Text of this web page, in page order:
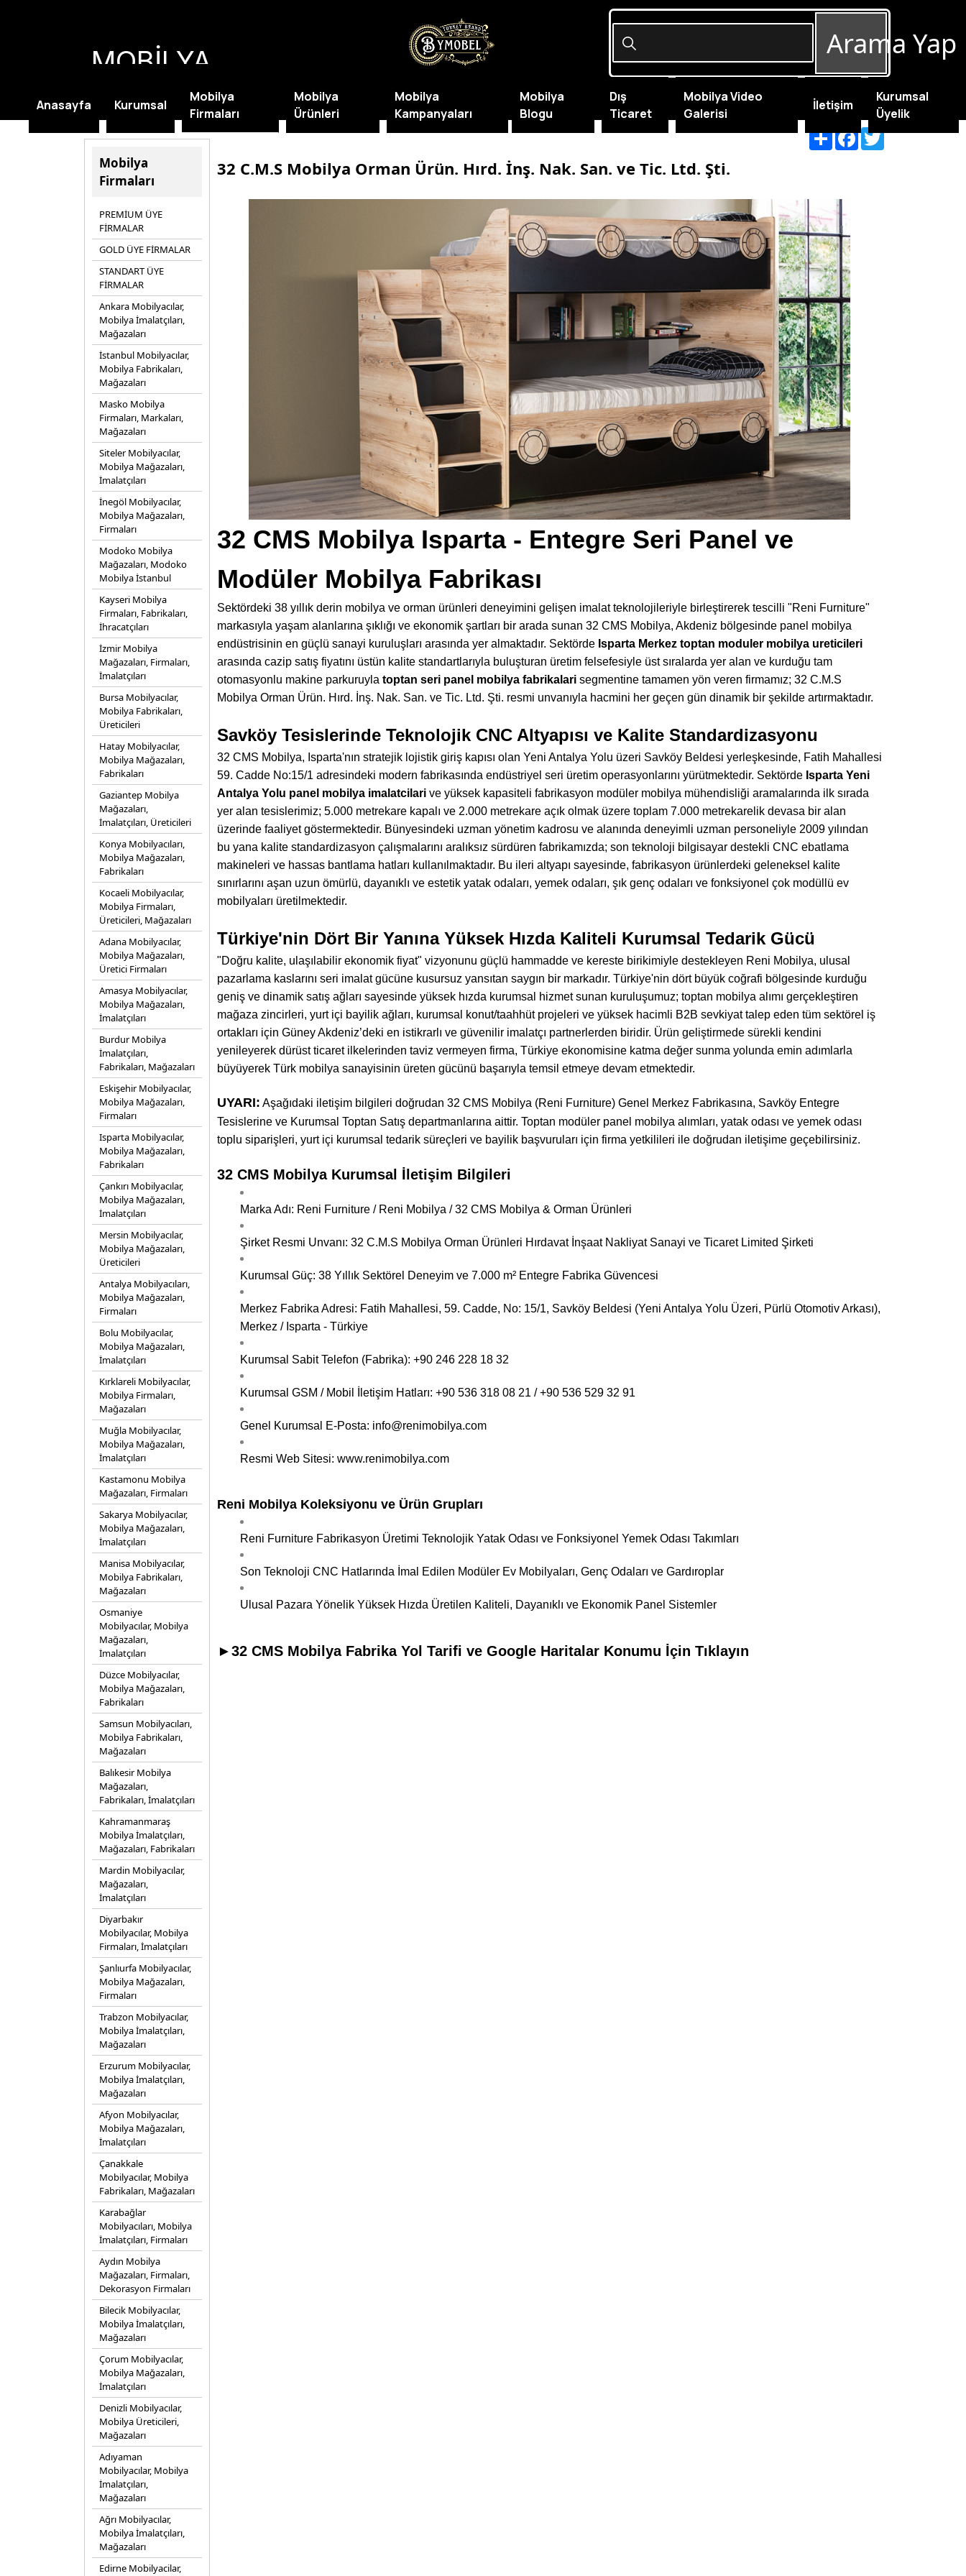
Mobilya
Firmaları
PREMİUM ÜYE
FİRMALAR
GOLD ÜYE FİRMALAR
STANDART ÜYE
FİRMALAR
Ankara Mobilyacılar,
Mobilya İmalatçıları,
Mağazaları
İstanbul Mobilyacılar,
Mobilya Fabrikaları,
Mağazaları
Masko Mobilya
Firmaları, Markaları,
Mağazaları
Siteler Mobilyacılar,
Mobilya Mağazaları,
İmalatçıları
İnegöl Mobilyacılar,
Mobilya Mağazaları,
Firmaları
Modoko Mobilya
Mağazaları, Modoko
Mobilya İstanbul
Kayseri Mobilya
Firmaları, Fabrikaları,
İhracatçıları
İzmir Mobilya
Mağazaları, Firmaları,
İmalatçıları
Bursa Mobilyacılar,
Mobilya Fabrikaları,
Üreticileri
Hatay Mobilyacılar,
Mobilya Mağazaları,
Fabrikaları
Gaziantep Mobilya
Mağazaları,
İmalatçıları, Üreticileri
Konya Mobilyacıları,
Mobilya Mağazaları,
Fabrikaları
Kocaeli Mobilyacılar,
Mobilya Firmaları,
Üreticileri, Mağazaları
Adana Mobilyacılar,
Mobilya Mağazaları,
Üretici Firmaları
Amasya Mobilyacılar,
Mobilya Mağazaları,
İmalatçıları
Burdur Mobilya
İmalatçıları,
Fabrikaları, Mağazaları
Eskişehir Mobilyacılar,
Mobilya Mağazaları,
Firmaları
Isparta Mobilyacılar,
Mobilya Mağazaları,
Fabrikaları
Çankırı Mobilyacılar,
Mobilya Mağazaları,
İmalatçıları
Mersin Mobilyacılar,
Mobilya Mağazaları,
Üreticileri
Antalya Mobilyacıları,
Mobilya Mağazaları,
Firmaları
Bolu Mobilyacılar,
Mobilya Mağazaları,
İmalatçıları
Kırklareli Mobilyacılar,
Mobilya Firmaları,
Mağazaları
Muğla Mobilyacılar,
Mobilya Mağazaları,
İmalatçıları
Kastamonu Mobilya
Mağazaları, Firmaları
Sakarya Mobilyacılar,
Mobilya Mağazaları,
İmalatçıları
Manisa Mobilyacılar,
Mobilya Fabrikaları,
Mağazaları
Osmaniye
Mobilyacılar, Mobilya
Mağazaları,
İmalatçıları
Düzce Mobilyacılar,
Mobilya Mağazaları,
Fabrikaları
Samsun Mobilyacıları,
Mobilya Fabrikaları,
Mağazaları
Balıkesir Mobilya
Mağazaları,
Fabrikaları, İmalatçıları
Kahramanmaraş
Mobilya İmalatçıları,
Mağazaları, Fabrikaları
Mardin Mobilyacılar,
Mağazaları,
İmalatçıları
Diyarbakır
Mobilyacılar, Mobilya
Firmaları, İmalatçıları
Şanlıurfa Mobilyacılar,
Mobilya Mağazaları,
Firmaları
Trabzon Mobilyacılar,
Mobilya İmalatçıları,
Mağazaları
Erzurum Mobilyacılar,
Mobilya İmalatçıları,
Mağazaları
Afyon Mobilyacılar,
Mobilya Mağazaları,
İmalatçıları
Çanakkale
Mobilyacılar, Mobilya
Fabrikaları, Mağazaları
Karabağlar
Mobilyacıları, Mobilya
İmalatçıları, Firmaları
Aydın Mobilya
Mağazaları, Firmaları,
Dekorasyon Firmaları
Bilecik Mobilyacılar,
Mobilya İmalatçıları,
Mağazaları
Çorum Mobilyacılar,
Mobilya Mağazaları,
İmalatçıları
Denizli Mobilyacılar,
Mobilya Üreticileri,
Mağazaları
Adıyaman
Mobilyacılar, Mobilya
İmalatçıları,
Mağazaları
Ağrı Mobilyacılar,
Mobilya İmalatçıları,
Mağazaları
Edirne Mobilyacilar,
32 C.M.S Mobilya Orman Ürün. Hırd. İnş. Nak. San. ve Tic. Ltd. Şti.
32 CMS Mobilya Isparta - Entegre Seri Panel ve
Modüler Mobilya Fabrikası
Sektördeki 38 yıllık derin mobilya ve orman ürünleri deneyimini gelişen imalat teknolojileriyle birleştirerek tescilli "Reni Furniture"
markasıyla yaşam alanlarına şıklığı ve ekonomik şartları bir arada sunan 32 CMS Mobilya, Akdeniz bölgesinde panel mobilya
endüstrisinin en güçlü sanayi kuruluşları arasında yer almaktadır. Sektörde Isparta Merkez toptan moduler mobilya ureticileri
arasında cazip satış fiyatını üstün kalite standartlarıyla buluşturan üretim felsefesiyle üst sıralarda yer alan ve kurduğu tam
otomasyonlu makine parkuruyla toptan seri panel mobilya fabrikalari segmentine tamamen yön veren firmamız; 32 C.M.S
Mobilya Orman Ürün. Hırd. İnş. Nak. San. ve Tic. Ltd. Şti. resmi unvanıyla hacmini her geçen gün dinamik bir şekilde artırmaktadır.
Savköy Tesislerinde Teknolojik CNC Altyapısı ve Kalite Standardizasyonu
32 CMS Mobilya, Isparta'nın stratejik lojistik giriş kapısı olan Yeni Antalya Yolu üzeri Savköy Beldesi yerleşkesinde, Fatih Mahallesi
59. Cadde No:15/1 adresindeki modern fabrikasında endüstriyel seri üretim operasyonlarını yürütmektedir. Sektörde Isparta Yeni
Antalya Yolu panel mobilya imalatcilari ve yüksek kapasiteli fabrikasyon modüler mobilya mühendisliği aramalarında ilk sırada
yer alan tesislerimiz; 5.000 metrekare kapalı ve 2.000 metrekare açık olmak üzere toplam 7.000 metrekarelik devasa bir alan
üzerinde faaliyet göstermektedir. Bünyesindeki uzman yönetim kadrosu ve alanında deneyimli uzman personeliyle 2009 yılından
bu yana kalite standardizasyon çalışmalarını aralıksız sürdüren fabrikamızda; son teknoloji bilgisayar destekli CNC ebatlama
makineleri ve hassas bantlama hatları kullanılmaktadır. Bu ileri altyapı sayesinde, fabrikasyon ürünlerdeki geleneksel kalite
sınırlarını aşan uzun ömürlü, dayanıklı ve estetik yatak odaları, yemek odaları, şık genç odaları ve fonksiyonel çok modüllü ev
mobilyaları üretilmektedir.
Türkiye'nin Dört Bir Yanına Yüksek Hızda Kaliteli Kurumsal Tedarik Gücü
"Doğru kalite, ulaşılabilir ekonomik fiyat" vizyonunu güçlü hammadde ve kereste birikimiyle destekleyen Reni Mobilya, ulusal
pazarlama kaslarını seri imalat gücüne kusursuz yansıtan saygın bir markadır. Türkiye'nin dört büyük coğrafi bölgesinde kurduğu
geniş ve dinamik satış ağları sayesinde yüksek hızda kurumsal hizmet sunan kuruluşumuz; toptan mobilya alımı gerçekleştiren
mağaza zincirleri, yurt içi bayilik ağları, kurumsal konut/taahhüt projeleri ve yüksek hacimli B2B sevkiyat talep eden tüm sektörel iş
ortakları için Güney Akdeniz’deki en istikrarlı ve güvenilir imalatçı partnerlerden biridir. Ürün geliştirmede sürekli kendini
yenileyerek dürüst ticaret ilkelerinden taviz vermeyen firma, Türkiye ekonomisine katma değer sunma yolunda emin adımlarla
büyüyerek Türk mobilya sanayisinin üreten gücünü başarıyla temsil etmeye devam etmektedir.
UYARI: Aşağıdaki iletişim bilgileri doğrudan 32 CMS Mobilya (Reni Furniture) Genel Merkez Fabrikasına, Savköy Entegre
Tesislerine ve Kurumsal Toptan Satış departmanlarına aittir. Toptan modüler panel mobilya alımları, yatak odası ve yemek odası
toplu siparişleri, yurt içi kurumsal tedarik süreçleri ve bayilik başvuruları için firma yetkilileri ile doğrudan iletişime geçebilirsiniz.
32 CMS Mobilya Kurumsal İletişim Bilgileri
Marka Adı: Reni Furniture / Reni Mobilya / 32 CMS Mobilya & Orman Ürünleri
Şirket Resmi Unvanı: 32 C.M.S Mobilya Orman Ürünleri Hırdavat İnşaat Nakliyat Sanayi ve Ticaret Limited Şirketi
Kurumsal Güç: 38 Yıllık Sektörel Deneyim ve 7.000 m² Entegre Fabrika Güvencesi
Merkez Fabrika Adresi: Fatih Mahallesi, 59. Cadde, No: 15/1, Savköy Beldesi (Yeni Antalya Yolu Üzeri, Pürlü Otomotiv Arkası),
Merkez / Isparta - Türkiye
Kurumsal Sabit Telefon (Fabrika): +90 246 228 18 32
Kurumsal GSM / Mobil İletişim Hatları: +90 536 318 08 21 / +90 536 529 32 91
Genel Kurumsal E-Posta: info@renimobilya.com
Resmi Web Sitesi: www.renimobilya.com
Reni Mobilya Koleksiyonu ve Ürün Grupları
Reni Furniture Fabrikasyon Üretimi Teknolojik Yatak Odası ve Fonksiyonel Yemek Odası Takımları
Son Teknoloji CNC Hatlarında İmal Edilen Modüler Ev Mobilyaları, Genç Odaları ve Gardıroplar
Ulusal Pazara Yönelik Yüksek Hızda Üretilen Kaliteli, Dayanıklı ve Ekonomik Panel Sistemler
►32 CMS Mobilya Fabrika Yol Tarifi ve Google Haritalar Konumu İçin Tıklayın
ShareFacebook
Twitter
MOBİLYA
KAMPANYALARI
Arama Yap
Anasayfa Kurumsal
Mobilya
Firmaları
Mobilya
Ürünleri
Mobilya
Kampanyaları
Mobilya
Blogu
Dış
Ticaret
Mobilya Video
Galerisi
İletişim
Kurumsal
Üyelik